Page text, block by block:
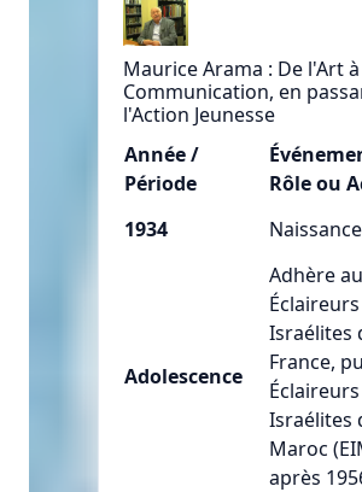
Maurice Arama : De l'Art
Communication, en
l'Action Jeunesse
Année /
Période
Rôle ou
1934
Adolescence
Adhère
Éclaireurs
Israélites
France,
Éclaireurs
Israélites
Maroc
après